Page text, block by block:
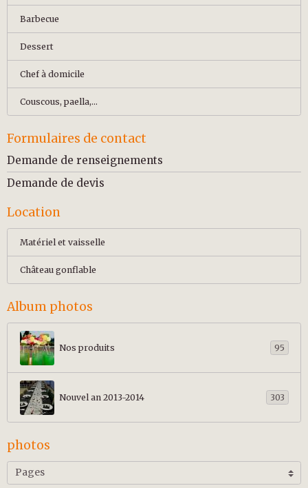
Barbecue
Dessert
Chef à domicile
Couscous, paella,...
Formulaires de contact
Demande de renseignements
Demande de devis
Location
Matériel et vaisselle
Château gonflable
Album photos
Nos produits 95
Nouvel an 2013-2014 303
photos